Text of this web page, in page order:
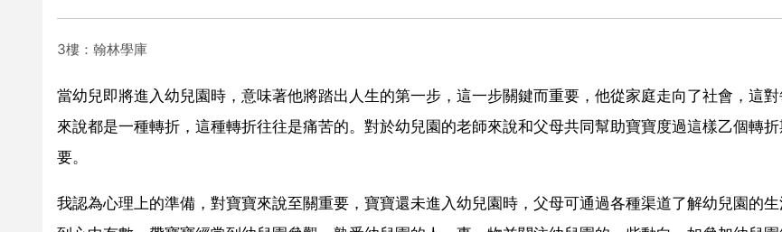
3樓：翰林學庫
當幼兒即將進入幼兒園時，意味著他將踏出人生的第一步，這一步關鍵而重要，他從家庭走向了社會，這
來說都是一種轉折，這種轉折往往是痛苦的。對於幼兒園的老師來說和父母共同幫助寶寶度過這樣乙個轉
要。
我認為心理上的準備，對寶寶來說至關重要，寶寶還未進入幼兒園時，父母可通過各種渠道了解幼兒園的